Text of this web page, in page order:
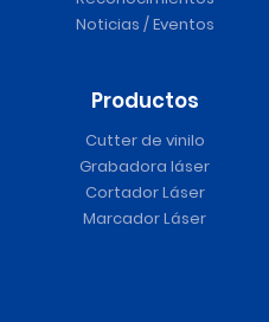
Noticias / Eventos
Productos
Cutter de vinilo
Grabadora láser
Cortador Láser
Marcador Láser